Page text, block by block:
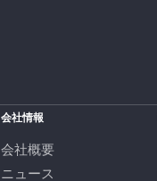
会社情報
会社概要
ニュース